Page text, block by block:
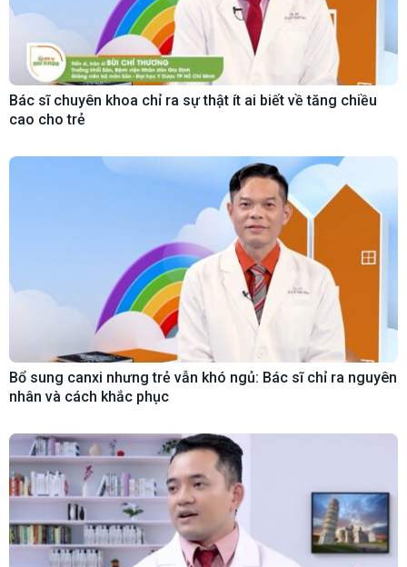
Bác sĩ chuyên khoa chỉ ra sự thật ít ai biết về tăng chiều
cao cho trẻ
Bổ sung canxi nhưng trẻ vẫn khó ngủ: Bác sĩ chỉ ra nguyên
nhân và cách khắc phục